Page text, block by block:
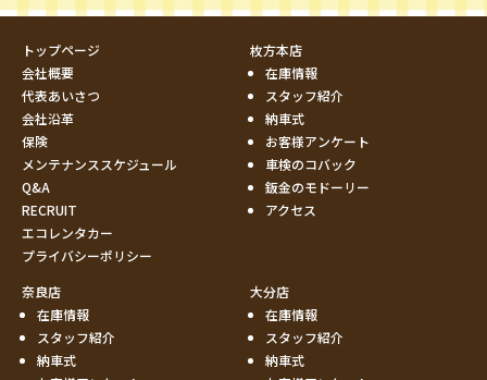
トップページ
会社概要
代表あいさつ
会社沿革
保険
メンテナンススケジュール
Q&A
RECRUIT
エコレンタカー
プライバシーポリシー
枚方本店
在庫情報
スタッフ紹介
納車式
お客様アンケート
車検のコバック
鈑金のモドーリー
アクセス
奈良店
在庫情報
スタッフ紹介
納車式
大分店
在庫情報
スタッフ紹介
納車式